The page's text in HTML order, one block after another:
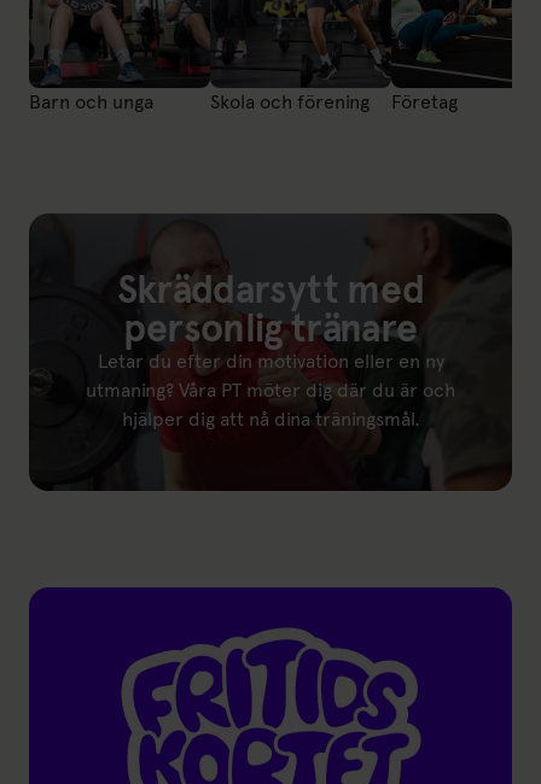
Barn och unga Skola och förening Företag
Skräddarsytt med
personlig tränare
Letar du efter din motivation eller en ny
utmaning? Våra PT möter dig där du är och
hjälper dig att nå dina träningsmål.